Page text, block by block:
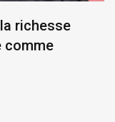
richesse
comme